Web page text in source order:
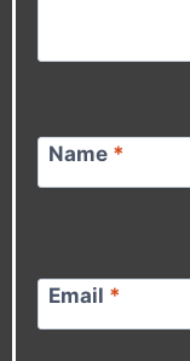
Name *
Email *